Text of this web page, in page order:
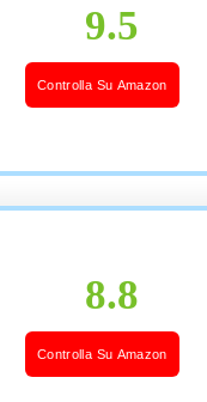
9.5
Controlla Su Amazon
8.8
Controlla Su Amazon